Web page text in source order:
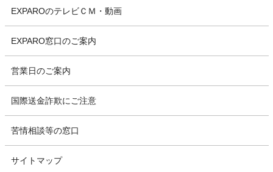
EXPAROのテレビＣＭ・動画
EXPARO窓口のご案内
営業日のご案内
国際送金詐欺にご注意
苦情相談等の窓口
サイトマップ